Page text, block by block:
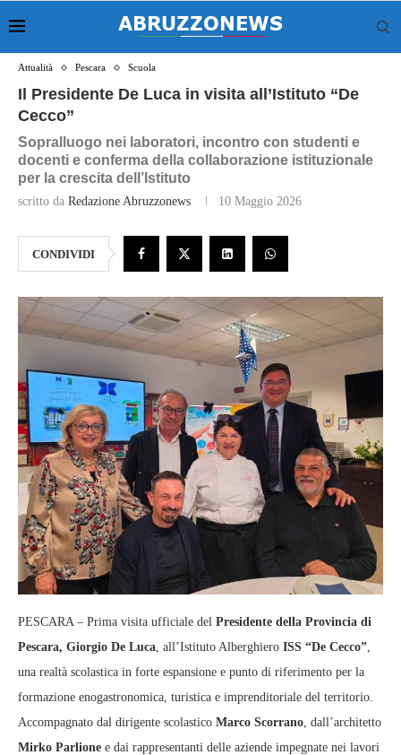
Attualità Pescara Scuola
Il Presidente De Luca in visita all’Istituto “De
Cecco”
Sopralluogo nei laboratori, incontro con studenti e
docenti e conferma della collaborazione istituzionale
per la crescita dell’Istituto
scritto da Redazione Abruzzonews 10 Maggio 2026
CONDIVIDI
PESCARA – Prima visita ufficiale del Presidente della Provincia di
Pescara, Giorgio De Luca , all’Istituto Alberghiero ISS “De Cecco”
una realtà scolastica in forte espansione e punto di riferimento per la
formazione enogastronomica, turistica e imprenditoriale del territorio.
Accompagnato dal dirigente scolastico Marco Scorrano , dall’architetto
Mirko Parlione e dai rappresentanti delle aziende impegnate nei lavori